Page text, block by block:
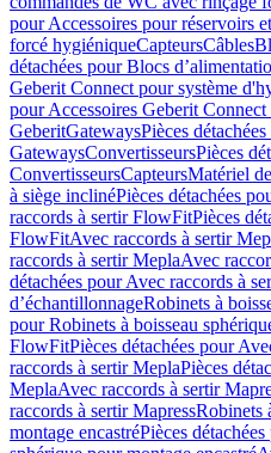
pour Accessoires pour réservoirs
forcé hygiéniqueCapteursCâbles
détachées pour Blocs
Geberit Connect pour système
pour Accessoires Geberit
GeberitGatewaysPièces
GatewaysConvertisseursPièces
ConvertisseursCapteursMatériel
à siège inclinéPièces détachées
raccords à sertir FlowFitPièces
FlowFitAvec raccords à sertir
raccords à sertir MeplaAvec
détachées pour Avec raccords à
d’échantillonnageRobinets à
pour Robinets à boisseau
FlowFitPièces détachées pour
raccords à sertir MeplaPièces
MeplaAvec raccords à sertir
raccords à sertir MapressRobinets
montage encastréPièces